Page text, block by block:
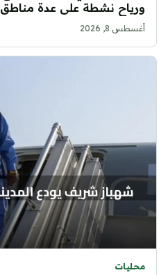
ورياح نشطة على عدة مناطق
أغسطس 8, 2026
محليات